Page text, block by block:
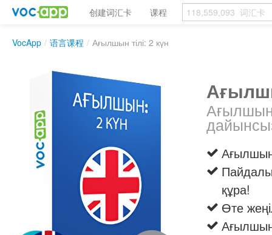
创建词汇卡 课程
VocApp / 语言课程 / Ағылшын тілі: 2 күн
Ағылшын
Пайдалы
құра!
Өте